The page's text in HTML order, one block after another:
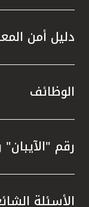
دليل أمن
الوظائف
رقم
الأسئلة